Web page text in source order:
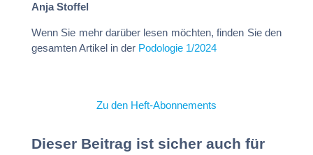
Anja Stoffel
Wenn Sie mehr darüber lesen möchten, finden Sie den
gesamten Artikel in der Podologie 1/2024
Zu den Heft-Abonnements
Dieser Beitrag ist sicher auch für